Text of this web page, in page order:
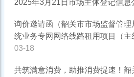
2025年3月21日市场主体登记信息
询价邀请函（韶关市市场监督管理
统业务专网网络线路租用项目（主
03-18
共筑满意消费，助推消费提速！